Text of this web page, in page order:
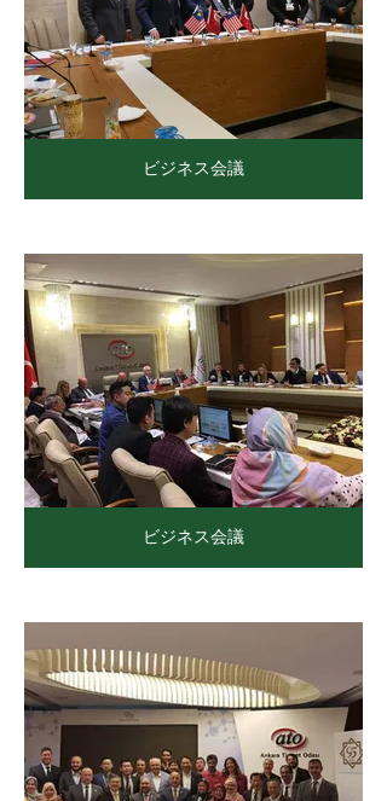
ビジネス会議
ビジネス会議